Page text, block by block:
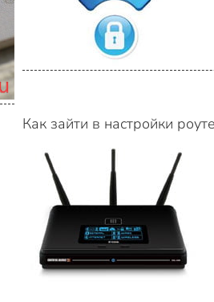
Как зайти в настройки